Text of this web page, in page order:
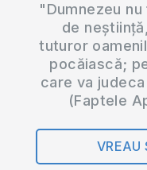
"Dumnezeu
de
tuturor
pocăiască;
care va
(Faptele
VREAU